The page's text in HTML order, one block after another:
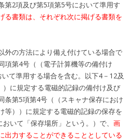
第2項及び第5項第5号において準用す
る書類は、それぞれ次に掲げる書類を
外の方法により備え付けている場合で
項第4号（（電子計算機等の備付け
て準用する場合を含む。以下4－12及
に規定する電磁的記録の備付け及び
条第5項第4号（（スキャナ保存におけ
等））に規定する電磁的記録の保存を
いて「保存場所」という。）で、 画
出力することができることとしている